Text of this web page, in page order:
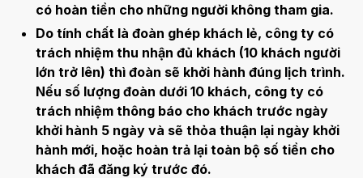
có hoàn tiền cho những người không tham gia.
Do tính chất là đoàn ghép khách lẻ, công ty có
trách nhiệm thu nhận đủ khách (10 khách người
lớn trở lên) thì đoàn sẽ khởi hành đúng lịch trình.
Nếu số lượng đoàn dưới 10 khách, công ty có
trách nhiệm thông báo cho khách trước ngày
khởi hành 5 ngày và sẽ thỏa thuận lại ngày khởi
hành mới, hoặc hoàn trả lại toàn bộ số tiền cho
khách đã đăng ký trước đó.